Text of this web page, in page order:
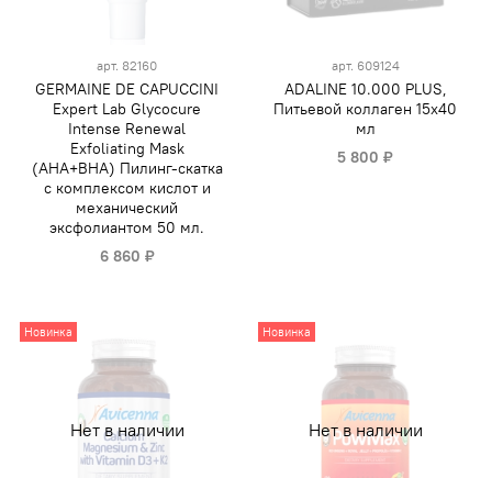
арт. 82160
GERMAINE DE CAPUCCINI
Expert Lab Glycocure
Intense Renewal
Exfoliating Mask
(AHA+BHA) Пилинг-скатка
с комплексом кислот и
механический
эксфолиантом 50 мл.
6 860 ₽
арт. 609124
ADALINE 10.000 PLUS,
Питьевой коллаген 15х40
мл
5 800 ₽
Нет в наличии
Новинка
Нет в наличии
Новинка